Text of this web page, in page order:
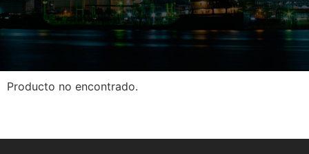
Producto no encontrado.